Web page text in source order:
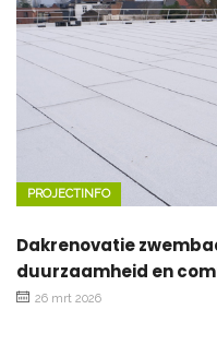
PROJECTINFO
Dakrenovatie
duurzaamheid en
26 mrt 2026